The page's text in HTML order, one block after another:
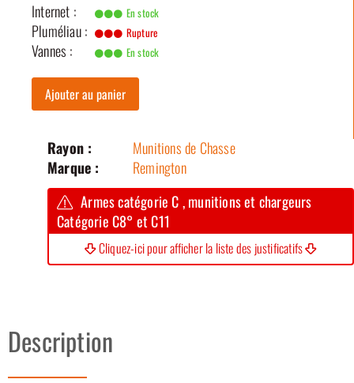
Internet : En stock
Pluméliau : Rupture
Vannes : En stock
Ajouter au panier
Rayon :
Munitions de Chasse
Marque :
Remington
Armes catégorie C , munitions et chargeurs
Catégorie C8° et C11
Cliquez-ici pour afficher la liste des justificatifs
Description